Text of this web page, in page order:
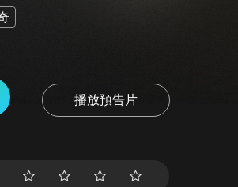
播放預告片